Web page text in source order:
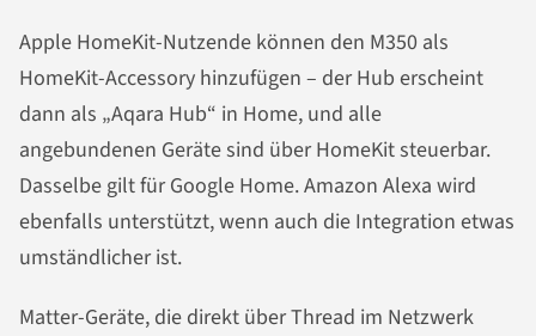
Apple HomeKit-Nutzende können den M350 als
HomeKit-Accessory hinzufügen – der Hub erscheint
dann als „Aqara Hub“ in Home, und alle
angebundenen Geräte sind über HomeKit steuerbar.
Dasselbe gilt für Google Home. Amazon Alexa wird
ebenfalls unterstützt, wenn auch die Integration etwas
umständlicher ist.
Matter-Geräte, die direkt über Thread im Netzwerk